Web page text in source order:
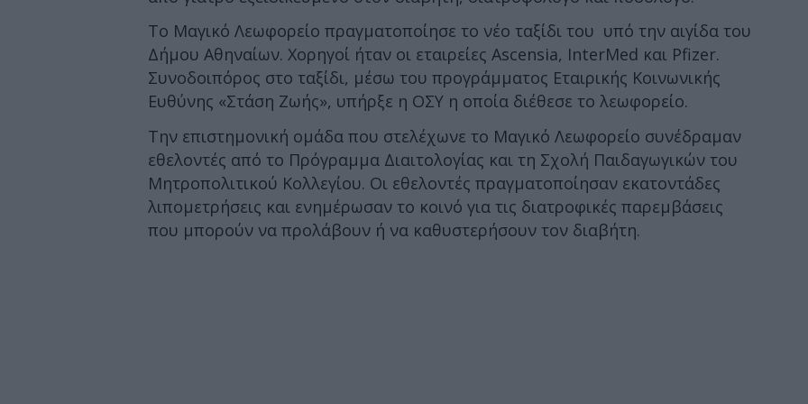
Το Μαγικό Λεωφορείο πραγματοποίησε το νέο ταξίδι του υπό την αιγίδα του
Δήμου Αθηναίων. Χορηγοί ήταν οι εταιρείες Ascensia, InterMed και Pfizer.
Συνοδοιπόρος στο ταξίδι, μέσω του προγράμματος Εταιρικής Κοινωνικής
Ευθύνης «Στάση Ζωής», υπήρξε η ΟΣΥ η οποία διέθεσε το λεωφορείο.
Την επιστημονική ομάδα που στελέχωνε το Μαγικό Λεωφορείο συνέδραμαν
εθελοντές από το Πρόγραμμα Διαιτολογίας και τη Σχολή Παιδαγωγικών του
Μητροπολιτικού Κολλεγίου. Οι εθελοντές πραγματοποίησαν εκατοντάδες
λιπομετρήσεις και ενημέρωσαν το κοινό για τις διατροφικές παρεμβάσεις
που μπορούν να προλάβουν ή να καθυστερήσουν τον διαβήτη.